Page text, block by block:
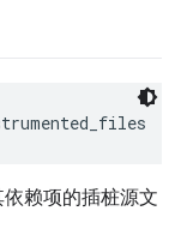
依赖项的插桩源文